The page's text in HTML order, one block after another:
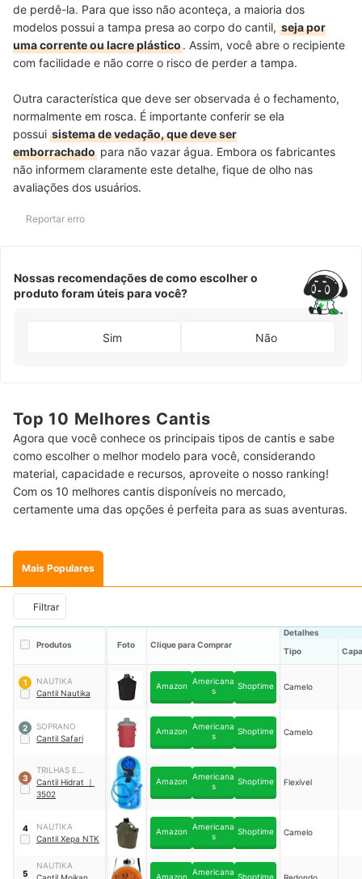
de perdê-la. Para que isso não aconteça, a maioria dos
modelos possui a tampa presa ao corpo do cantil, seja por
uma corrente ou lacre plástico. Assim, você abre o recipiente
com facilidade e não corre o risco de perder a tampa.
Outra característica que deve ser observada é o fechamento,
normalmente em rosca. É importante conferir se ela
possui sistema de vedação, que deve ser
emborrachado para não vazar água. Embora os fabricantes
não informem claramente este detalhe, fique de olho nas
avaliações dos usuários.
Reportar erro
Nossas recomendações de como escolher o
produto foram úteis para você?
Sim Não
Top 10 Melhores Cantis
Agora que você conhece os principais tipos de cantis e sabe
como escolher o melhor modelo para você, considerando
material, capacidade e recursos, aproveite o nosso ranking!
Com os 10 melhores cantis disponíveis no mercado,
certamente uma das opções é perfeita para as suas aventuras.
Mais Populares
Filtrar
Produtos Foto Clique para Comprar
Detalhes
Tipo
Capa
1
NAUTIKA
Cantil Nautika
Amazon Americana
s
Shoptime Camelo
2
SOPRANO
Cantil Safari
Amazon Americana
s
Shoptime Camelo
3
TRILHAS E
RUMOS
Cantil Hidrat
｜
3502
Amazon Americana
s
Shoptime Flexível
4
NAUTIKA
Cantil Xepa NTK
Amazon Americana
s
Shoptime Camelo
5
NAUTIKA
Amazon Americana Shoptime